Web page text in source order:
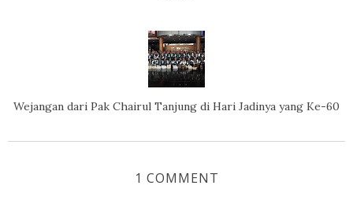
Wejangan dari Pak Chairul Tanjung di Hari Jadinya yang Ke-60
1 COMMENT